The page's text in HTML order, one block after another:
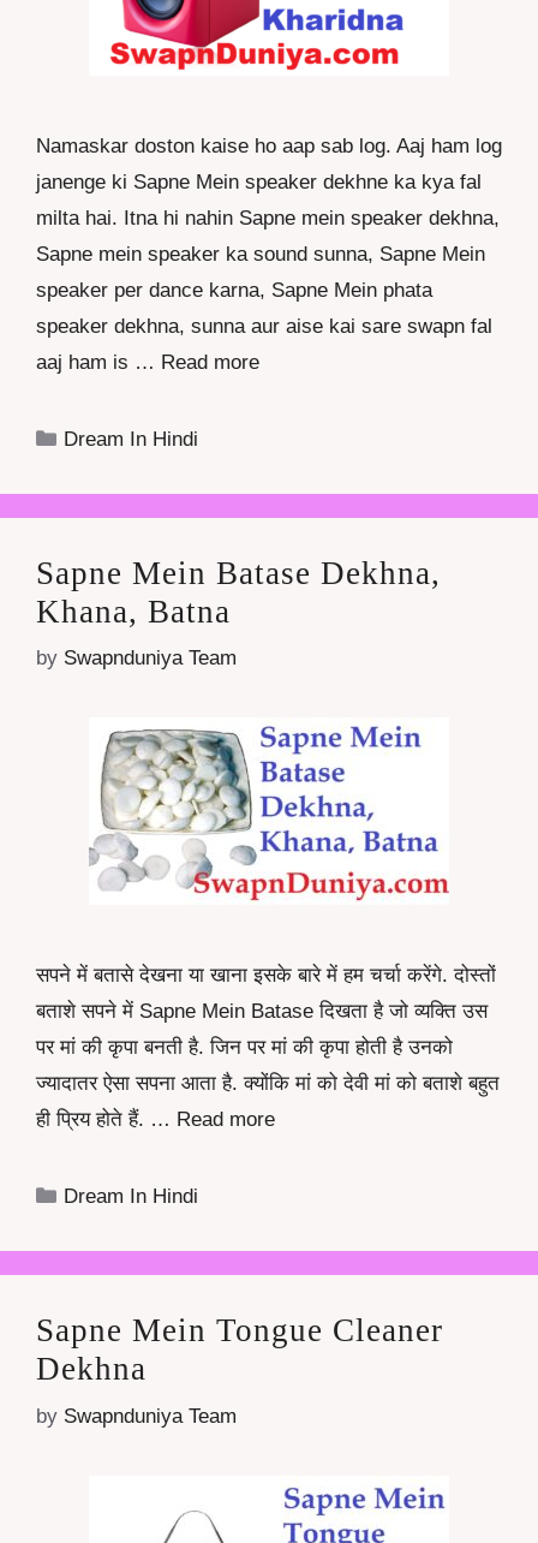
Namaskar doston kaise ho aap sab log. Aaj ham log
janenge ki Sapne Mein speaker dekhne ka kya fal
milta hai. Itna hi nahin Sapne mein speaker dekhna,
Sapne mein speaker ka sound sunna, Sapne Mein
speaker per dance karna, Sapne Mein phata
speaker dekhna, sunna aur aise kai sare swapn fal
aaj ham is … Read more
Categories
Dream In Hindi
Sapne Mein Batase Dekhna,
Khana, Batna
by Swapnduniya Team
सपने में बतासे देखना या खाना इसके बारे में हम चर्चा करेंगे. दोस्तों
बताशे सपने में Sapne Mein Batase दिखता है जो व्यक्ति उस
पर मां की कृपा बनती है. जिन पर मां की कृपा होती है उनको
ज्यादातर ऐसा सपना आता है. क्योंकि मां को देवी मां को बताशे बहुत
ही प्रिय होते हैं. … Read more
Categories
Dream In Hindi
Sapne Mein Tongue Cleaner
Dekhna
by Swapnduniya Team